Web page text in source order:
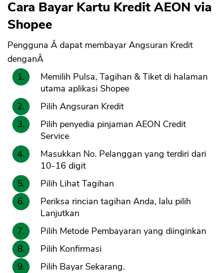
Cara Bayar Kartu Kredit AEON via
Shopee
Pengguna Â dapat membayar Angsuran Kredit
denganÂ
Memilih Pulsa, Tagihan & Tiket di halaman
utama aplikasi Shopee
Pilih Angsuran Kredit
Pilih penyedia pinjaman AEON Credit
Service
Masukkan No. Pelanggan yang terdiri dari
10-16 digit
Pilih Lihat Tagihan
Periksa rincian tagihan Anda, lalu pilih
Lanjutkan
Pilih Metode Pembayaran yang diinginkan
Pilih Konfirmasi
Pilih Bayar Sekarang.